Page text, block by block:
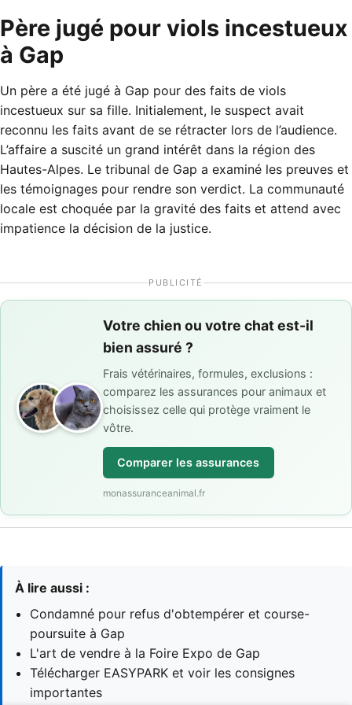
Père jugé pour viols incestueux
à Gap
Un père a été jugé à Gap pour des faits de viols
incestueux sur sa fille. Initialement, le suspect avait
reconnu les faits avant de se rétracter lors de l’audience.
L’affaire a suscité un grand intérêt dans la région des
Hautes-Alpes. Le tribunal de Gap a examiné les preuves et
les témoignages pour rendre son verdict. La communauté
locale est choquée par la gravité des faits et attend avec
impatience la décision de la justice.
PUBLICITÉ
Votre chien ou votre chat est-il
bien assuré ?
Frais vétérinaires, formules, exclusions :
comparez les assurances pour animaux et
choisissez celle qui protège vraiment le
vôtre.
Comparer les assurances
monassuranceanimal.fr
À lire aussi :
Condamné pour refus d'obtempérer et course-
poursuite à Gap
L'art de vendre à la Foire Expo de Gap
Télécharger EASYPARK et voir les consignes
importantes